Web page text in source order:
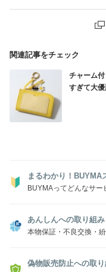
関連記事をチェック
チャーム
すぎて大
まるわかり！BUYMA
BUYMAってどんなサー
あんしんへの取り組み
本物保証・不良交換・
偽物販売防止への取